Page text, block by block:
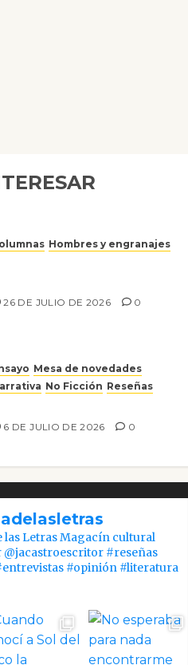
Hombres y engranajes
26 DE JULIO DE 2026 0
Mesa de novedades
No Ficción Reseñas
6 DE JULIO DE 2026 0
las Letras Magacín cultural
#reseñas
#opinión #literatura